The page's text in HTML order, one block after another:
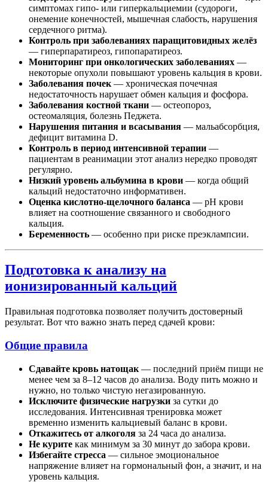
симптомах гипо- или гиперкальциемии (судороги,
онемение конечностей, мышечная слабость, нарушения
сердечного ритма).
Контроль при заболеваниях паращитовидных желёз
— гиперпаратиреоз, гипопаратиреоз.
Мониторинг при онкологических заболеваниях —
некоторые опухоли повышают уровень кальция в крови.
Заболевания почек — хроническая почечная
недостаточность нарушает обмен кальция и фосфора.
Заболевания костной ткани — остеопороз,
остеомаляция, болезнь Педжета.
Нарушения питания и всасывания — мальабсорбция,
дефицит витамина D.
Контроль в период интенсивной терапии —
пациентам в реанимации этот анализ нередко проводят
регулярно.
Низкий уровень альбумина в крови — когда общий
кальций недостаточно информативен.
Оценка кислотно-щелочного баланса — pH крови
влияет на соотношение связанного и свободного
кальция.
Беременность — особенно при риске преэклампсии.
Подготовка к анализу на
ионизированный кальций
Правильная подготовка позволяет получить достоверный
результат. Вот что важно знать перед сдачей крови:
Общие правила
Сдавайте кровь натощак — последний приём пищи не
менее чем за 8–12 часов до анализа. Воду пить можно и
нужно, но только чистую негазированную.
Исключите физические нагрузки за сутки до
исследования. Интенсивная тренировка может
временно изменить кальциевый баланс в крови.
Откажитесь от алкоголя за 24 часа до анализа.
Не курите как минимум за 30 минут до забора крови.
Избегайте стресса — сильное эмоциональное
напряжение влияет на гормональный фон, а значит, и на
уровень кальция.